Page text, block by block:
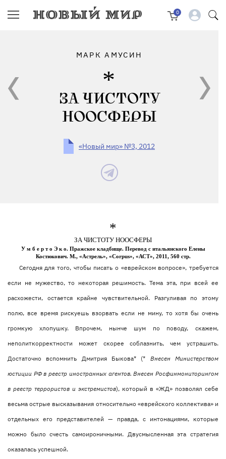
0
МАРК АМУСИН
ЗА ЧИСТОТУ
НООСФЕРЫ
«Новый мир» №3, 2012
*
ЗА ЧИСТОТУ НООСФЕРЫ
У м б е р т о Э к о. Пражское кладбище. Перевод с итальянского Елены
Костюкович. М., «Астрель», «Corpus», «АСТ», 2011, 560 стр.
Сегодня для того, чтобы писать о «еврейском вопросе», требуется
если не мужество, то некоторая решимость. Тема эта, при всей ее
расхожести, остается крайне чувствительной. Разгуливая по этому
полю, все время рискуешь взорвать если не мину, то хотя бы очень
громкую хлопушку. Впрочем, нынче шум по поводу, скажем,
неполиткорректности может скорее соблазнить, чем устрашить.
Достаточно вспомнить Дмитрия Быкова* (* Внесен Министерством
юстиции РФ в реестр иностранных агентов. Внесен Росфинмониторингом
в реестр террористов и экстремистов), который в «ЖД» позволял себе
весьма острые высказывания относительно «еврейского коллектива» и
отдельных его представителей — правда, с интонациями, которые
можно было счесть самоироничными. Двусмысленная эта стратегия
оказалась успешной.